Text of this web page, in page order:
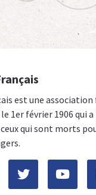
est une
1er février 1906 qui
qui sont morts